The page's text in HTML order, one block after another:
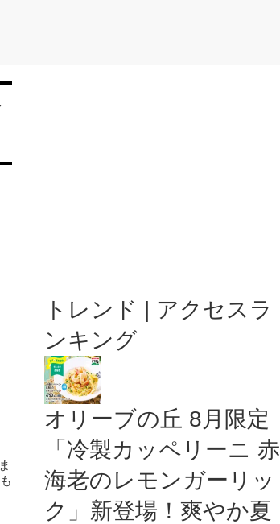
トレンド | アクセスラ
ンキング
オリーブの丘 8月限定
「冷製カッペリーニ 赤
海老のレモンガーリッ
ク」新登場！爽やか夏